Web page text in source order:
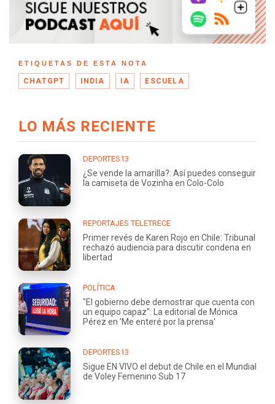
ETIQUETAS DE ESTA NOTA
CHATGPT INDIA IA ESCUELA
LO MÁS RECIENTE
DEPORTES13
¿Se vende la amarilla?: Así puedes conseguir
la camiseta de Vozinha en Colo-Colo
REPORTAJES TELETRECE
Primer revés de Karen Rojo en Chile: Tribunal
rechazó audiencia para discutir condena en
libertad
POLÍTICA
"El gobierno debe demostrar que cuenta con
un equipo capaz": La editorial de Mónica
Pérez en 'Me enteré por la prensa'
DEPORTES13
Sigue EN VIVO el debut de Chile en el Mundial
de Voley Femenino Sub 17